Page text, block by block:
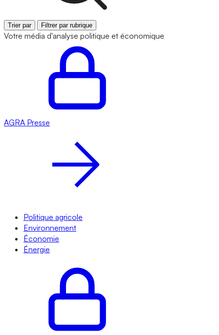
Trier par Filtrer par rubrique
Votre média d'analyse politique et économique
AGRA Presse
Politique agricole
Environnement
Économie
Énergie